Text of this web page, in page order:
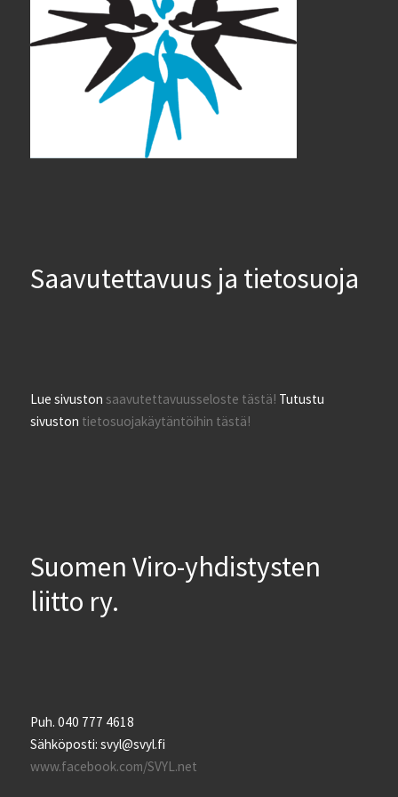
Saavutettavuus ja tietosuoja
Lue sivustonsaavutettavuusseloste tästä! Tutustu
sivuston tietosuojakäytäntöihin tästä!
Suomen Viro-yhdistysten
liitto ry.
Puh. 040 777 4618
Sähköposti: svyl@svyl.fi
www.facebook.com/SVYL.net